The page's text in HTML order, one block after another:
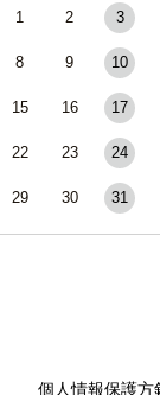
1 2 3
8 9 10
15 16 17
22 23 24
29 30 31
個人情報保護方